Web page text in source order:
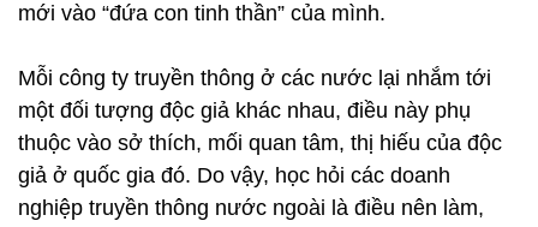
mới vào “đứa con tinh thần” của mình.
Mỗi công ty truyền thông ở các nước lại nhắm tới
một đối tượng độc giả khác nhau, điều này phụ
thuộc vào sở thích, mối quan tâm, thị hiếu của độc
giả ở quốc gia đó. Do vậy, học hỏi các doanh
nghiệp truyền thông nước ngoài là điều nên làm,